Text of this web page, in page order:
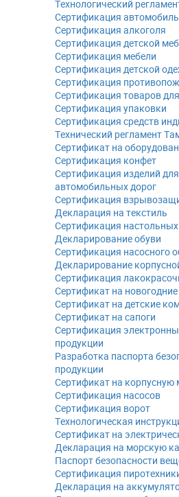
Технологический
Сертификация
Сертификация алкоголя
Сертификация детской
Сертификация мебели
Сертификация детской
Сертификация
Сертификация товаров
Сертификация упаковки
Сертификация средств
Технический регламент
Сертификат на
Сертификация конфет
Сертификация изделий
автомобильных дорог
Сертификация
Декларация на текстиль
Сертификация настольных
Декларирование обуви
Сертификация насосного
Декларирование
Сертификация
Сертификат на
Сертификат на детские
Сертификат на сапоги
Сертификация
продукции
Разработка паспорта
продукции
Сертификат на корпусную
Сертификация насосов
Сертификация ворот
Технологическая
Сертификат на
Декларация на морскую
Паспорт безопасности
Сертификация
Декларация на